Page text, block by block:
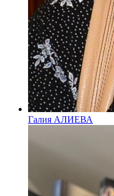
Галия АЛИЕВА